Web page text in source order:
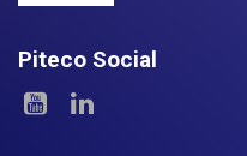
Piteco Social